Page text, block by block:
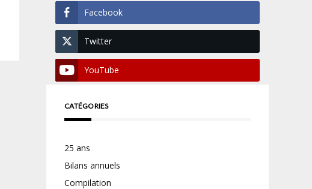
Facebook
Twitter
YouTube
CATÉGORIES
25 ans
Bilans annuels
Compilation